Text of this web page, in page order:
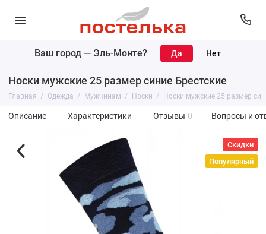
Ваш город — Эль-Монте?
Носки мужские 25 размер синие Брестские
Главная Одежда Мужчинам Носки Носки мужские 25 размер
Описание Характеристики Отзывы 0 Вопросы и
Скидки
Популярный